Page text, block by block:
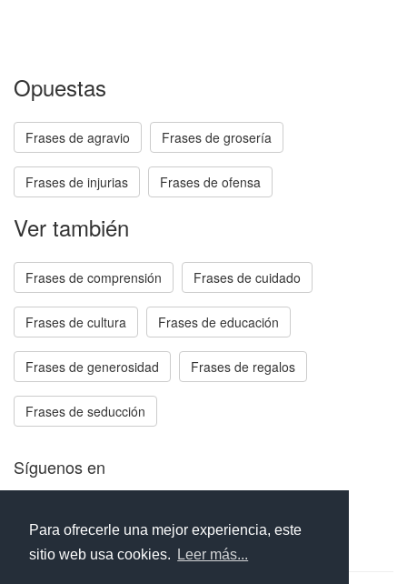
Para ofrecerle una mejor experiencia, este
sitio web usa cookies.
Leer más...
Opuestas
Frases de agravio Frases de grosería
Frases de injurias Frases de ofensa
Ver también
Frases de comprensión Frases de cuidado
Frases de cultura Frases de educación
Frases de generosidad Frases de regalos
Frases de seducción
Síguenos en